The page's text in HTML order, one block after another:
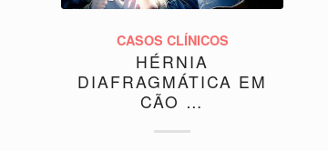
CASOS CLÍNICOS
HÉRNIA
DIAFRAGMÁTICA EM
CÃO …